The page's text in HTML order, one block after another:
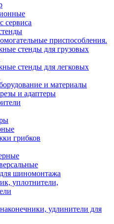
сервиса
приспособления.
стенды для грузовых
стенды для легковых
и материалы
и адаптеры
грибков
шиномонтажа
уплотнители,
удлинители для